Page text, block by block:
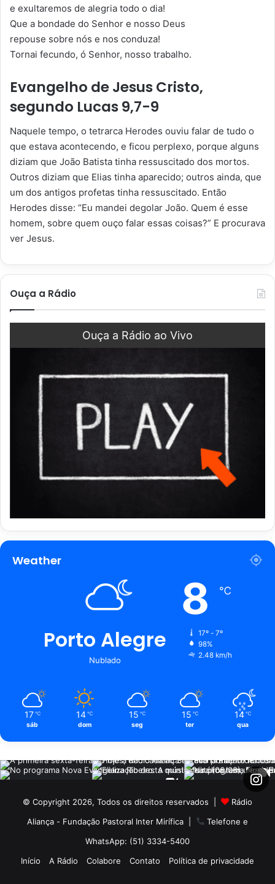
e exultaremos de alegria todo o dia!
Que a bondade do Senhor e nosso Deus
repouse sobre nós e nos conduza!
Tornai fecundo, ó Senhor, nosso trabalho.
Evangelho de Jesus Cristo,
segundo Lucas 9,7-9
Naquele tempo, o tetrarca Herodes ouviu falar de tudo o
que estava acontecendo, e ficou perplexo, porque alguns
diziam que João Batista tinha ressuscitado dos mortos.
Outros diziam que Elias tinha aparecido; outros ainda, que
um dos antigos profetas tinha ressuscitado. Então
Herodes disse: “Eu mandei degolar João. Quem é esse
homem, sobre quem ouço falar essas coisas?” E procurava
ver Jesus.
Ouça a Rádio
Ouça a Rádio ao Vivo
Weather
Porto Alegre
Nublado
8 ℃
17º - 7º
98%
2.48 km/h
17 ℃
sáb
14 ℃
dom
15 ℃
seg
15 ℃
ter
14 ℃
qua
© Copyright 2026, Todos os direitos reservados |
Rádio
Aliança - Fundação Pastoral Inter Mirífica|
Telefone e
WhatsApp: (51) 3334-5400
Início
A Rádio Colabore Contato Política de privacidade